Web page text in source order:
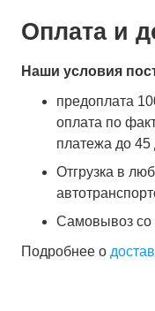
Оплата и
Наши условия
предоплата
оплата по
платежа до 45
Отгрузка в
Самовывоз со
Подробнее о